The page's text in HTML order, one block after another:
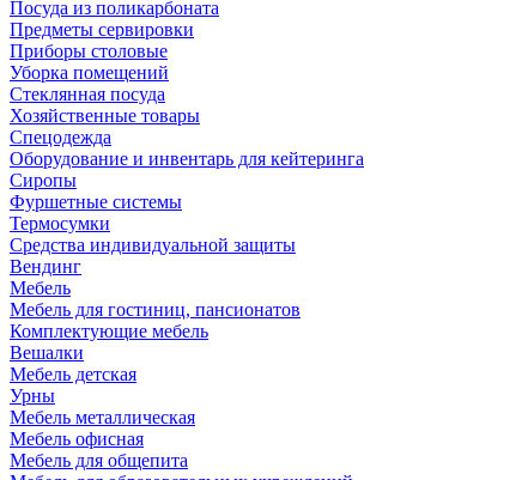
Посуда из поликарбоната
Предметы сервировки
Приборы столовые
Уборка помещений
Стеклянная посуда
Хозяйственные товары
Спецодежда
Оборудование и инвентарь для кейтеринга
Сиропы
Фуршетные системы
Термосумки
Средства индивидуальной защиты
Вендинг
Мебель
Мебель для гостиниц, пансионатов
Комплектующие мебель
Вешалки
Мебель детская
Урны
Мебель металлическая
Мебель офисная
Мебель для общепита